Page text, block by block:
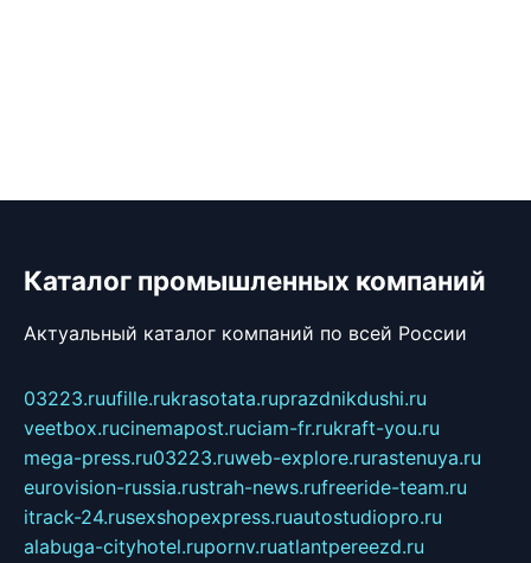
Каталог промышленных компаний
Актуальный каталог компаний по всей России
03223.ruufille.rukrasotata.ruprazdnikdushi.ru
veetbox.rucinemapost.ruciam-fr.rukraft-you.ru
mega-press.ru03223.ruweb-explore.rurastenuya.ru
eurovision-russia.rustrah-news.rufreeride-team.ru
itrack-24.rusexshopexpress.ruautostudiopro.ru
alabuga-cityhotel.rupornv.ruatlantpereezd.ru